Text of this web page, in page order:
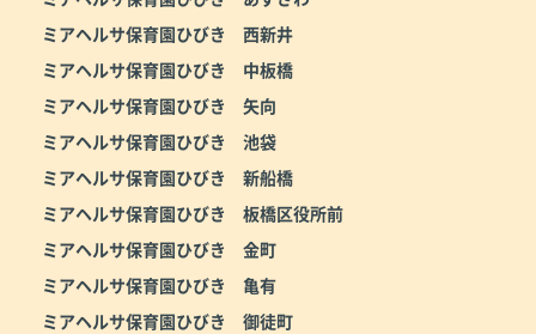
ミアヘルサ保育園ひびき 西新井
ミアヘルサ保育園ひびき 中板橋
ミアヘルサ保育園ひびき 矢向
ミアヘルサ保育園ひびき 池袋
ミアヘルサ保育園ひびき 新船橋
ミアヘルサ保育園ひびき 板橋区役所前
ミアヘルサ保育園ひびき 金町
ミアヘルサ保育園ひびき 亀有
ミアヘルサ保育園ひびき 御徒町